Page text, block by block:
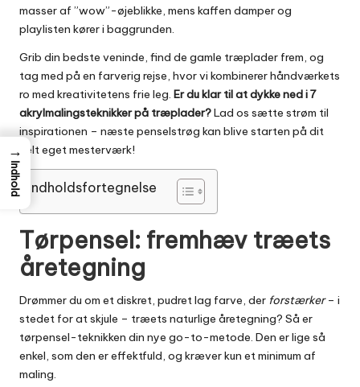
masser af ”wow”-øjeblikke, mens kaffen damper og
playlisten kører i baggrunden.
Grib din bedste veninde, find de gamle træplader frem, og
tag med på en farverig rejse, hvor vi kombinerer håndværkets
ro med kreativitetens frie leg. Er du klar til at dykke ned i 7
akrylmalingsteknikker på træplader?Lad os sætte strøm til
inspirationen – næste penselstrøg kan blive starten på dit
helt eget mesterværk!
Indholdsfortegnelse
Tørpensel: fremhæv træets
åretegning
Drømmer du om et diskret, pudret lag farve, der forstærker– i
stedet for at skjule – træets naturlige åretegning? Så er
tørpensel-teknikken din nye go-to-metode. Den er lige så
enkel, som den er effektfuld, og kræver kun et minimum af
maling.
→
Indhold